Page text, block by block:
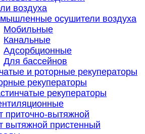
воздуха
осушители воздуха
Мобильные
Канальные
Адсорбционные
Для бассейнов
и роторные рекуператоры
рекуператоры
рекуператоры
приточно-вытяжной
вытяжной пристенный